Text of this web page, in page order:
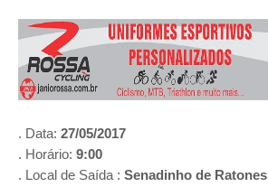
. Data: 27/05/2017
. Horário: 9:00
. Local de Saída : Senadinho de Ratones